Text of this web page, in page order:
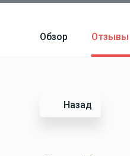
Обзор Отзывы
Назад